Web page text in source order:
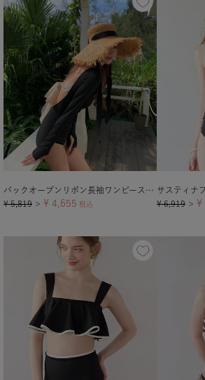
バックオープンリボン長袖ワンピース/水着【メール便可／100】
¥ 5,819 ＞ ¥ 4,655 税込
¥ 6,919 ＞ ¥